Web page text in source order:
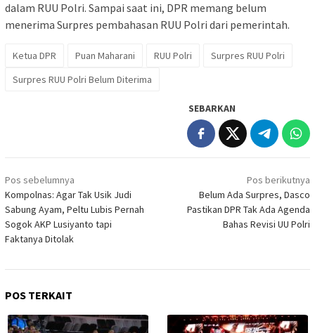
dalam RUU Polri. Sampai saat ini, DPR memang belum
menerima Surpres pembahasan RUU Polri dari pemerintah.
Ketua DPR Puan Maharani RUU Polri
Surpres RUU Polri
Surpres RUU Polri Belum Diterima
SEBARKAN
Navigasi
pos
Pos sebelumnya
Kompolnas: Agar Tak Usik Judi
Sabung Ayam, Peltu Lubis Pernah
Sogok AKP Lusiyanto tapi
Faktanya Ditolak
Pos berikutnya
Belum Ada Surpres, Dasco
Pastikan DPR Tak Ada Agenda
Bahas Revisi UU Polri
POS TERKAIT